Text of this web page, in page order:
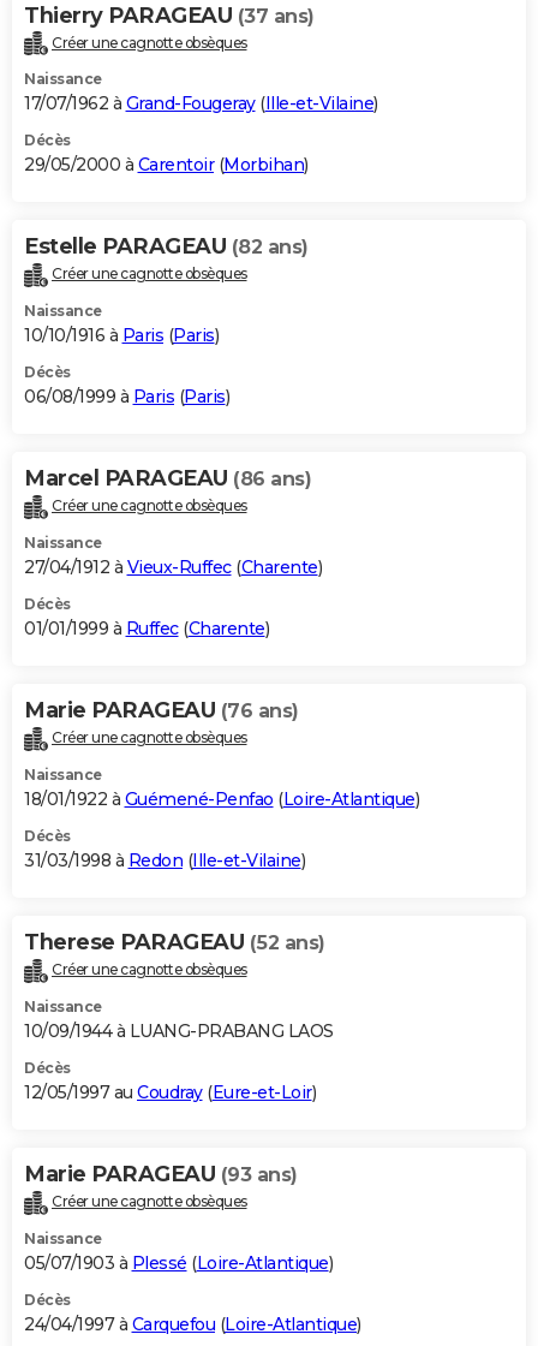
Thierry PARAGEAU (37 ans)
Créer une cagnotte obsèques
Naissance
17/07/1962 à Grand-Fougeray(Ille-et-Vilaine)
Décès
29/05/2000 à Carentoir(Morbihan)
Estelle PARAGEAU (82 ans)
Créer une cagnotte obsèques
Naissance
10/10/1916 à Paris (Paris)
Décès
06/08/1999 à Paris (Paris)
Marcel PARAGEAU (86 ans)
Créer une cagnotte obsèques
Naissance
27/04/1912 à Vieux-Ruffec(Charente)
Décès
01/01/1999 à Ruffec(Charente)
Marie PARAGEAU (76 ans)
Créer une cagnotte obsèques
Naissance
18/01/1922 à Guémené-Penfao (Loire-Atlantique)
Décès
31/03/1998 à Redon (Ille-et-Vilaine)
Therese PARAGEAU (52 ans)
Créer une cagnotte obsèques
Naissance
10/09/1944 à LUANG-PRABANG LAOS
Décès
12/05/1997 au Coudray(Eure-et-Loir)
Marie PARAGEAU (93 ans)
Créer une cagnotte obsèques
Naissance
05/07/1903 à Plessé (Loire-Atlantique)
Décès
24/04/1997 à Carquefou (Loire-Atlantique)